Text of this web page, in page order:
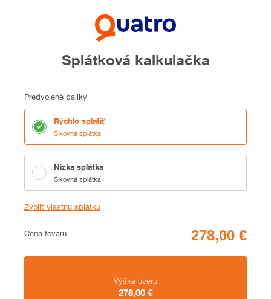
Splátková kalkulačka
Predvolené balíky
Rýchlo splatiť
Šikovná splátka
Nízka splátka
Šikovná splátka
Zvoliť vlastnú splátku
Cena
Cena tovaru
Zhrnutie
Výška úveru
278,00 €